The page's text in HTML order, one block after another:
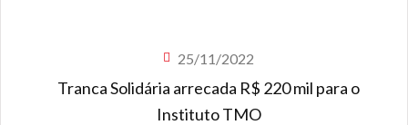
25/11/2022
Tranca Solidária arrecada R$ 220 mil para o
Instituto TMO